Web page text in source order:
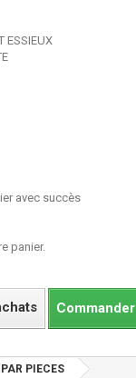
ESSIEUX
avec succès
panier.
Commander
PIECES